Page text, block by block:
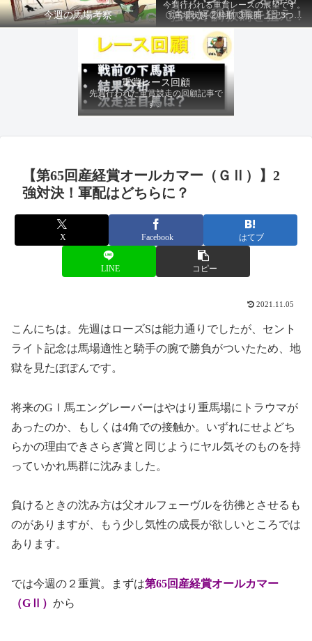
今週の馬場考察
今週行われる重賞レースの展望です。
①馬場状態 ②枠順 ③展開 上記3つの
ファクターから有利にレースを運べる
馬を導き、追い切りの動きを加味して
最終評価を下します。
重賞レース回顧
先週行われた重賞競走の回顧記事で
す。
【第65回産経賞オールカマー（ＧⅡ）】2
強対決！軍配はどちらに？
X Facebook はてブ
LINE コピー
2021.11.05
こんにちは。先週はローズSは能力通りでしたが、セント
ライト記念は馬場適性と騎手の腕で勝負がついたため、地
獄を見たぽぽんです。
将来のGⅠ馬エングレーバーはやはり重馬場にトラウマが
あったのか、もしくは4角での接触か。いずれにせよどち
らかの理由できさらぎ賞と同じようにヤル気そのものを持
っていかれ馬群に沈みました。
負けるときの沈み方は父オルフェーヴルを彷彿とさせるも
のがありますが、もう少し気性の成長が欲しいところでは
あります。
では今週の２重賞。まずは第65回産経賞オールカマー
（GⅡ） から